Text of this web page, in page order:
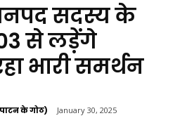
सदस्य के
से लड़ेंगे
भारी समर्थन
के गोठ) January 30, 2025